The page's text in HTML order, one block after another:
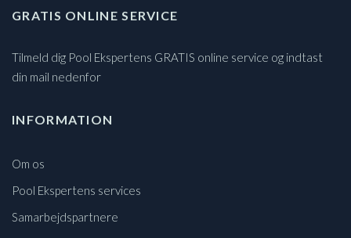
GRATIS ONLINE SERVICE
Tilmeld dig Pool Ekspertens GRATIS online service og indtast
din mail nedenfor
INFORMATION
Om os
Pool Ekspertens services
Samarbejdspartnere